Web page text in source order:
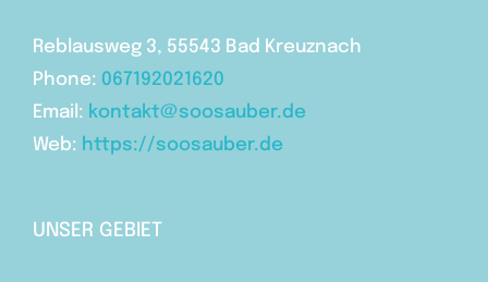
Reblausweg 3, 55543 Bad Kreuznach
Phone: 067192021620
Email: kontakt@soosauber.de
Web: https://soosauber.de
UNSER GEBIET